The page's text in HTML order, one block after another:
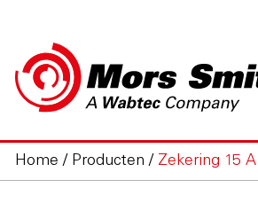
Home / Producten / Zekering 15